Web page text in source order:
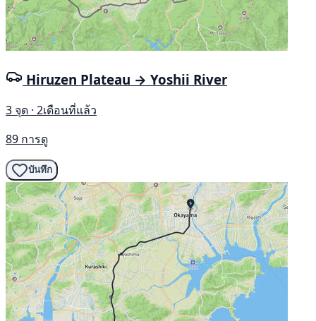
Hiruzen Plateau → Yoshii River
3 จุด · 2เดือนที่แล้ว
89 การดู
บันทึก